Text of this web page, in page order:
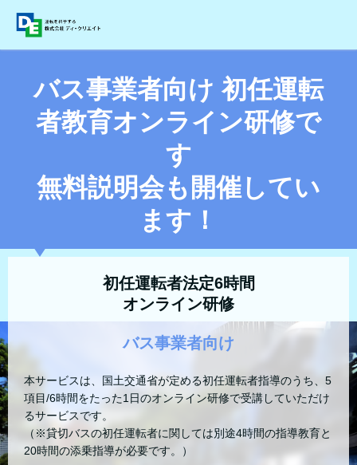
バス事業者向け 初任運転
者教育オンライン研修で
す
無料説明会も開催してい
ます！
初任運転者法定6時間
オンライン研修
バス事業者向け
本サービスは、国土交通省が定める初任運転者指導のうち、5
項目/6時間をたった1日のオンライン研修で受講していただけ
るサービスです。
（※貸切バスの初任運転者に関しては別途4時間の指導教育と
20時間の添乗指導が必要です。）